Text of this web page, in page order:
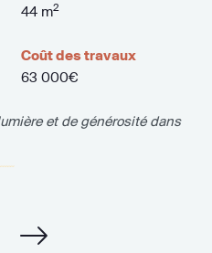
44 m2
Coût des travaux
63 000€
et de générosité dans